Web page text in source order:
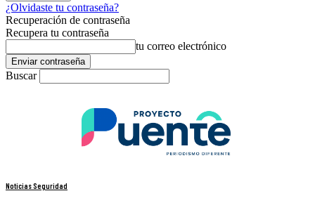
¿Olvidaste tu contraseña?
Recuperación de contraseña
Recupera tu contraseña
tu correo electrónico
Buscar
Noticias Seguridad